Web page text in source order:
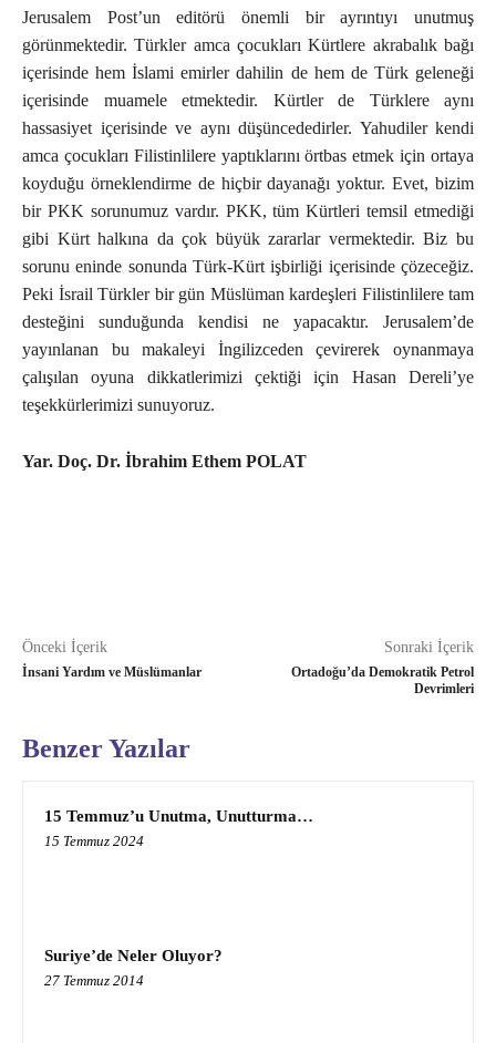
Jerusalem Post’un editörü önemli bir ayrıntıyı unutmuş
görünmektedir. Türkler amca çocukları Kürtlere akrabalık bağı
içerisinde hem İslami emirler dahilin de hem de Türk geleneği
içerisinde muamele etmektedir. Kürtler de Türklere aynı
hassasiyet içerisinde ve aynı düşüncededirler. Yahudiler kendi
amca çocukları Filistinlilere yaptıklarını örtbas etmek için ortaya
koyduğu örneklendirme de hiçbir dayanağı yoktur. Evet, bizim
bir PKK sorunumuz vardır. PKK, tüm Kürtleri temsil etmediği
gibi Kürt halkına da çok büyük zararlar vermektedir. Biz bu
sorunu eninde sonunda Türk-Kürt işbirliği içerisinde çözeceğiz.
Peki İsrail Türkler bir gün Müslüman kardeşleri Filistinlilere tam
desteğini sunduğunda kendisi ne yapacaktır. Jerusalem’de
yayınlanan bu makaleyi İngilizceden çevirerek oynanmaya
çalışılan oyuna dikkatlerimizi çektiği için Hasan Dereli’ye
teşekkürlerimizi sunuyoruz.
Yar. Doç. Dr. İbrahim Ethem POLAT
Önceki İçerik
İnsani Yardım ve Müslümanlar
Sonraki İçerik
Ortadoğu’da Demokratik Petrol
Devrimleri
Benzer Yazılar
15 Temmuz’u Unutma, Unutturma…
15 Temmuz 2024
Suriye’de Neler Oluyor?
27 Temmuz 2014